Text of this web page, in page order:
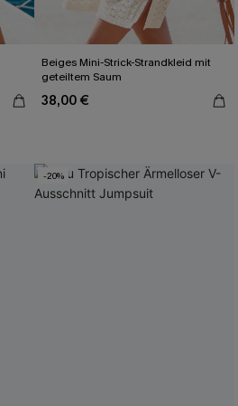
Beiges Mini-Strick-Strandkleid mit
geteiltem Saum
38,00 €
-20%